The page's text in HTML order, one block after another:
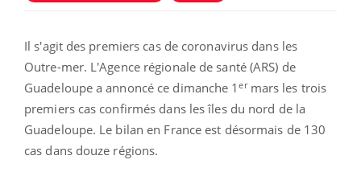
Il s'agit des premiers cas de coronavirus dans les
Outre-mer. L'Agence régionale de santé (ARS) de
Guadeloupe a annoncé ce dimanche 1ermars les trois
premiers cas confirmés dans les îles du nord de la
Guadeloupe. Le bilan en France est désormais de 130
cas dans douze régions.